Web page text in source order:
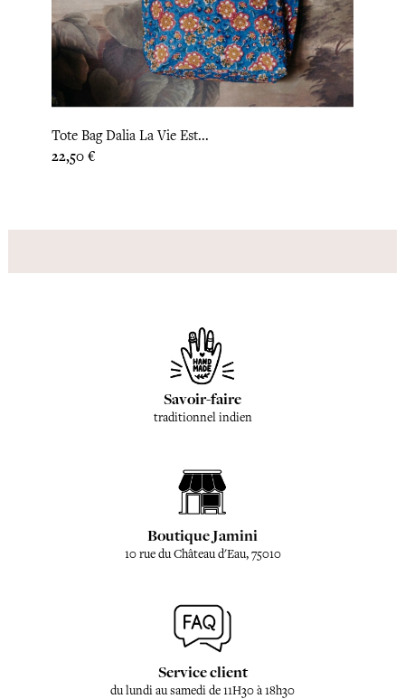
Tote Bag Dalia La Vie Est...
Prix
22,50 €
‹ ›
Savoir-faire
traditionnel indien
Boutique Jamini
10 rue du Château d'Eau, 75010
Service client
du lundi au samedi de 11H30 à 18h30